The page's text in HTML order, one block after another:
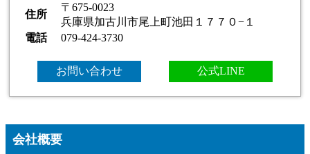
住所
〒675-0023
兵庫県加古川市尾上町池田１７７０−１
電話
079-424-3730
お問い合わせ 公式LINE
会社概要